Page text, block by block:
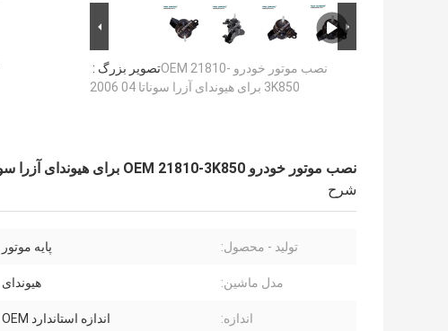
تصویر بزرگ :نصب موتور خودرو OEM 21810-
3K850 برای هیوندای آزرا سوناتا 04 2006
نصب موتور خودرو OEM 21810-3K850 برای هیوندای آزرا سوناتا 04 2006
شرح
تولید - محصول: پایه موتور
مدل ماشین: هیوندای
اندازه: اندازه استاندارد OEM